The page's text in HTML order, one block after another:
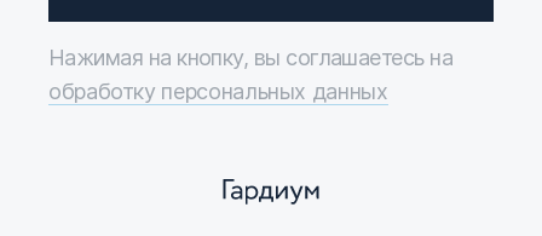
Нажимая на кнопку, вы соглашаетесь на
обработку персональных данных